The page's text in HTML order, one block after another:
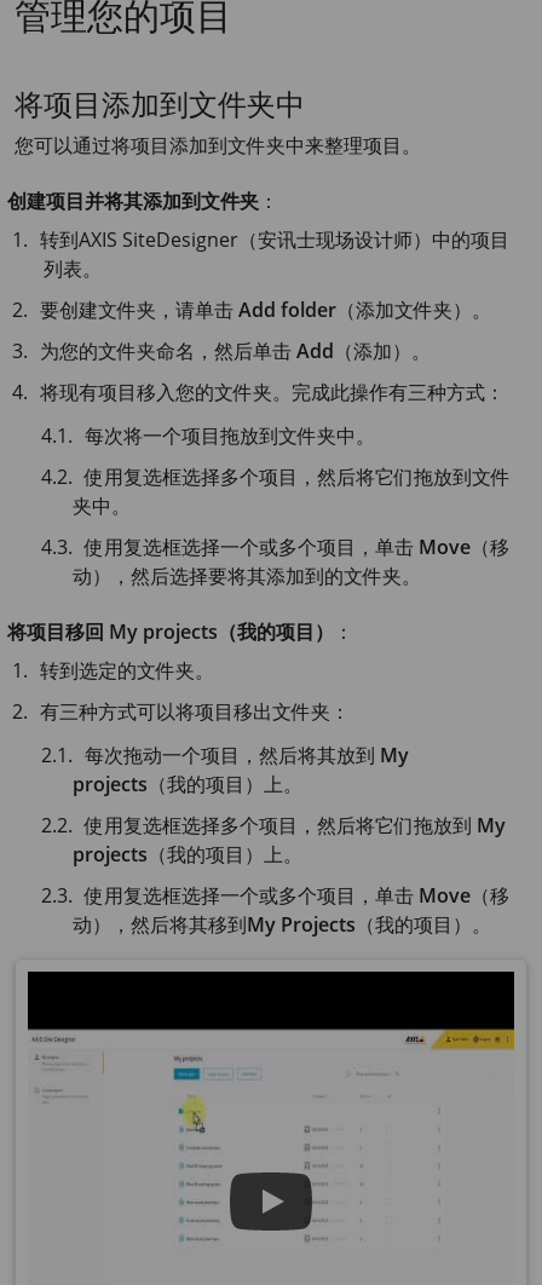
管理您的项目
将项目添加到文件夹中
您可以通过将项目添加到文件夹中来整理项目。
创建项目并将其添加到文件夹 ：
转到AXIS SiteDesigner（安讯士现场设计师）中的项目
列表。
要创建文件夹，请单击Add folder （添加文件夹）。
为您的文件夹命名，然后单击Add （添加）。
将现有项目移入您的文件夹。完成此操作有三种方式：
每次将一个项目拖放到文件夹中。
使用复选框选择多个项目，然后将它们拖放到文件
夹中。
使用复选框选择一个或多个项目，单击 Move （移
动），然后选择要将其添加到的文件夹。
将项目移回 My projects（我的项目）
：
转到选定的文件夹。
有三种方式可以将项目移出文件夹：
每次拖动一个项目，然后将其放到 My
projects （我的项目）上。
使用复选框选择多个项目，然后将它们拖放到 My
projects （我的项目）上。
使用复选框选择一个或多个项目，单击 Move （移
动），然后将其移到My Projects （我的项目）。